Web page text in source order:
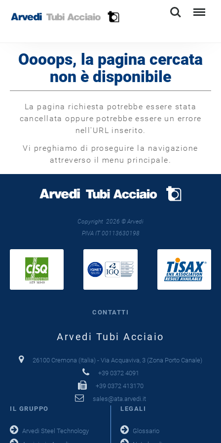
Search Menu
Oooops, la pagina cercata
non è disponibile
La pagina richiesta potrebbe essere stata
cancellata oppure potrebbe essere un errore
nell'URL inserito.
Vi preghiamo di proseguire la navigazione
attreverso il menu principale.
Copyright 2026 © Arvedi
PIVA IT 00113630198
CONTATTI
Arvedi Tubi Acciaio
26100 Cremona (Italia) - Via Acquaviva, 3 (Zona Porto Canale)
+39 0372 4091
+39 0372 413170
sales@ata.arvedi.it
IL GRUPPO
Arvedi Steel Technology
LEGALI
Glossario